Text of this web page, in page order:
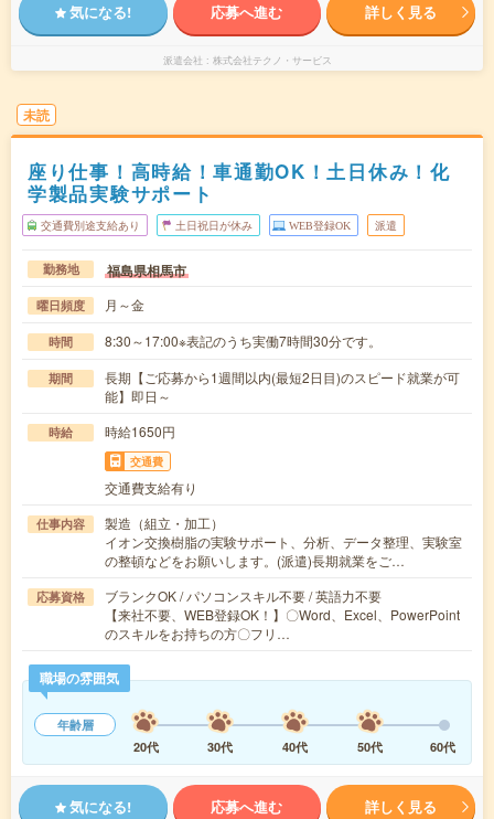
気になる! 応募へ進む 詳しく見る
派遣会社 株式会社テクノ・サービス
未読
座り仕事！高時給！車通勤OK！土日休み！化
学製品実験サポート
交通費別途支給あり 土日祝日が休み WEB登録OK 派遣
勤務地 福島県相馬市
曜日頻度 月～金
時間 8:30～17:00※表記のうち実働7時間30分です。
期間
長期【ご応募から1週間以内(最短2日目)のスピード就業が可
能】即日～
時給 時給1650円
交通費
交通費支給有り
仕事内容
製造（組立・加工）
イオン交換樹脂の実験サポート、分析、データ整理、実験室
の整頓などをお願いします。(派遣)長期就業をご…
応募資格
ブランクOK / パソコンスキル不要 / 英語力不要
【来社不要、WEB登録OK！】〇Word、Excel、PowerPoint
のスキルをお持ちの方〇フリ…
職場の雰囲気
年齢層
20代
30代 40代 50代 60代
気になる! 応募へ進む 詳しく見る